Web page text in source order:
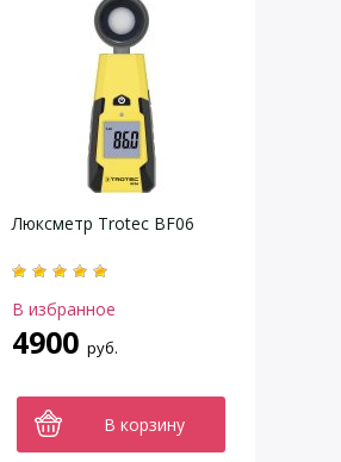
Люксметр Trotec BF06
В избранное
4900 руб.
В корзину